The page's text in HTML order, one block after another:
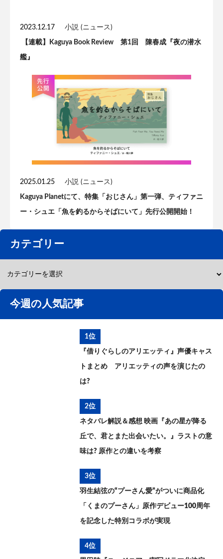
2023.12.17 小説 (ニュース)
【連載】Kaguya Book Review 第1回 陳春成『夜の潜水
艦』
2025.01.25 小説 (ニュース)
Kaguya Planetにて、特集「おじさん」第一弾、ティファニ
ー・シュエ「魚を釣るからそばにいて」先行公開開始！
カテゴリー
今週の人気記事
1位
『借りぐらしのアリエッティ』声優キャス
トまとめ アリエッティの声を演じたの
は?
2位
ネタバレ解説＆感想 映画『あの星が降る
丘で、君とまた出会いたい。』ラストの意
味は? 原作との違いを考察
3位
羽生結弦の“プーさん愛”がついに商品化
「くまのプーさん」原作デビュー100周年
を記念した特別コラボが実現
4位